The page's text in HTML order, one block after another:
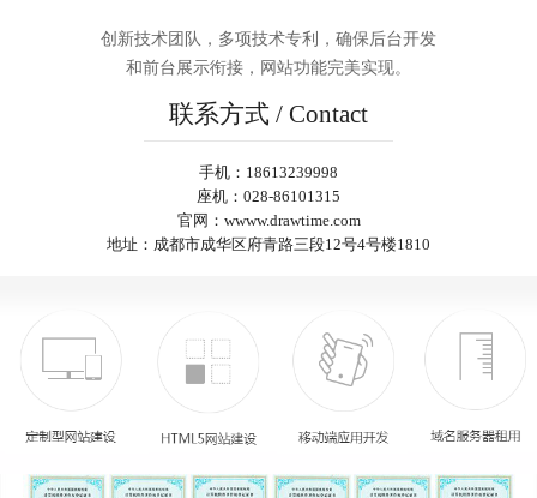
创新技术团队， 多项技术专利
，确保后台开发
和前台展示衔接，网站功能完美实现。
联系方式 / Contact
手机：18613239998
座机：028-86101315
官网：wwww.drawtime.com
地址：成都市成华区府青路三段12号4号楼1810